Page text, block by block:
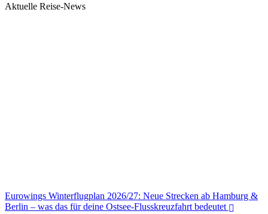
Aktuelle Reise-News
Eurowings Winterflugplan 2026/27: Neue Strecken ab Hamburg &
Berlin – was das für deine Ostsee-Flusskreuzfahrt bedeutet